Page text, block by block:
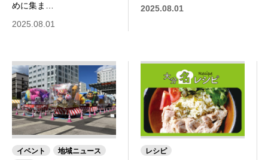
めに集ま…
2025.08.01
2025.08.01
イベント
地域ニュース
レシピ